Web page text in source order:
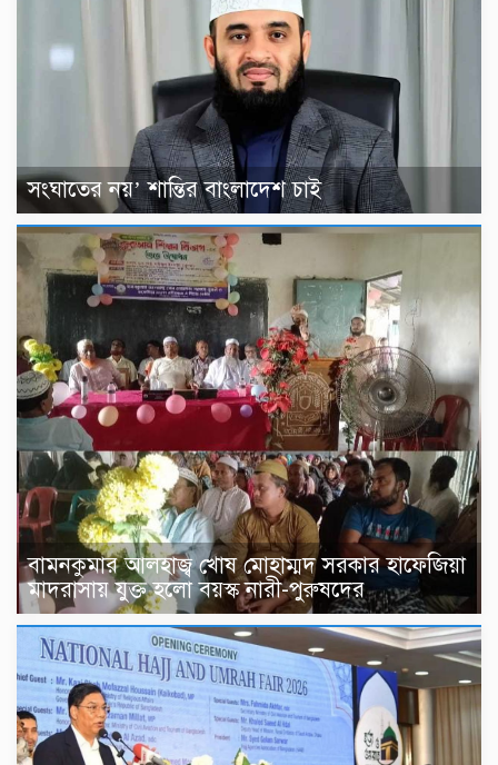
সংঘাতের নয়’ শান্তির বাংলাদেশ চাই
বামনকুমার আলহাজ্ব খোষ মোহাম্মদ সরকার হাফেজিয়া
মাদরাসায় যুক্ত হলো বয়স্ক নারী-পুরুষদের